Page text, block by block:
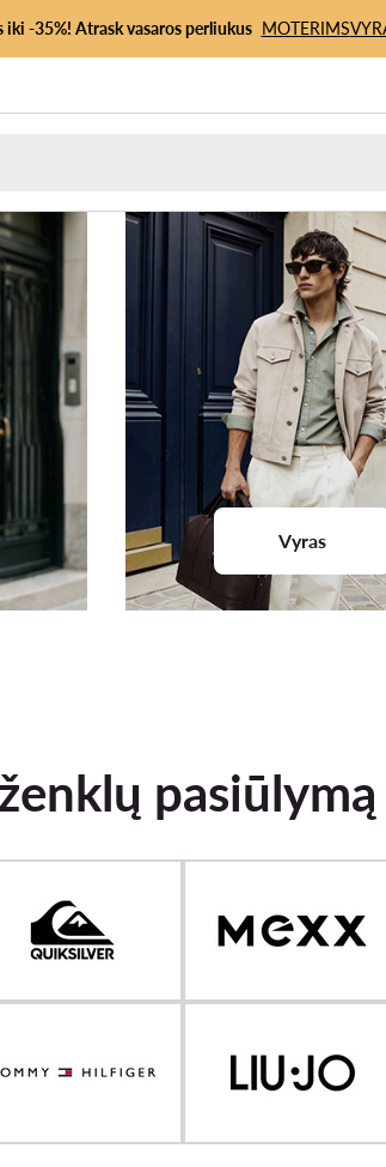
-35%! Atrask vasaros perliukus MOTERIMS
Vyras
pasiūlymą